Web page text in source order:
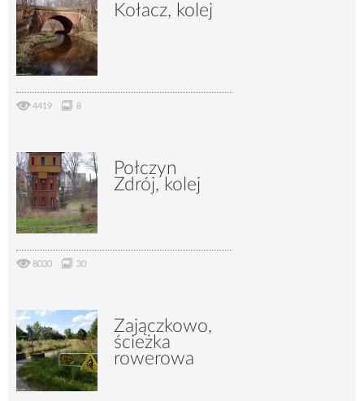
Kołacz, kolej
4419 8
Połczyn
Zdrój, kolej
8030 30
Zajączkowo,
ścieżka
rowerowa